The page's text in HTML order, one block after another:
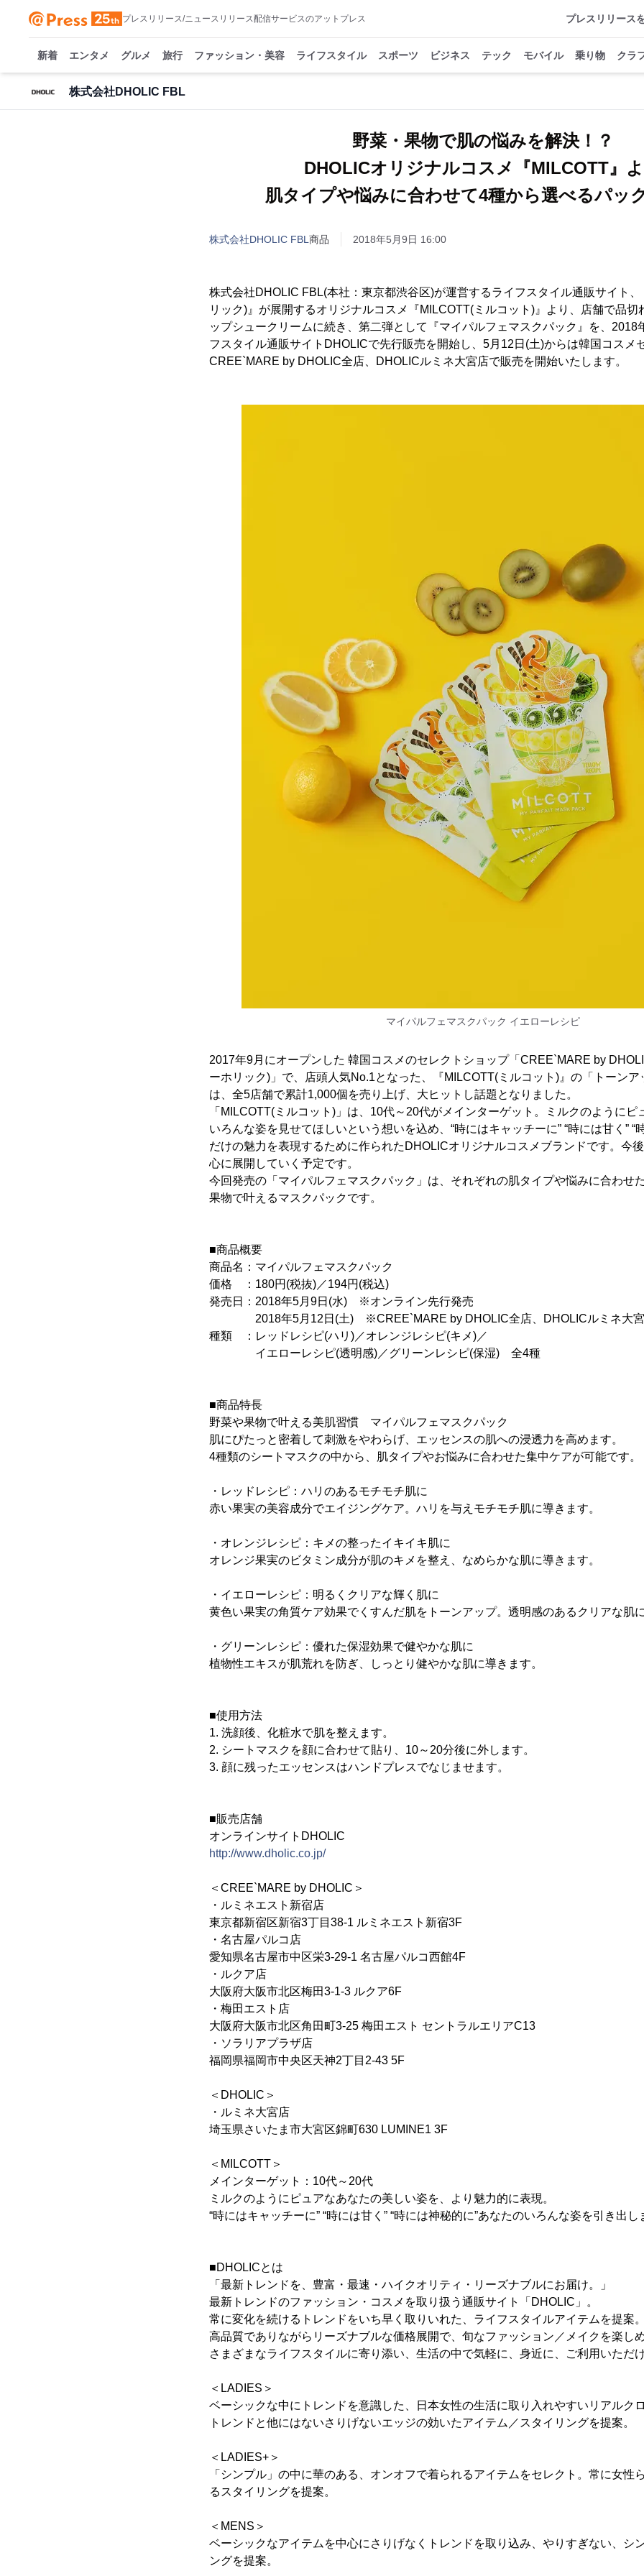
プレスリリース/ニュースリリース配信サービスのアットプレス プレスリリース
新着 エンタメ グルメ 旅行 ファッション・美容 ライフスタイル スポーツ ビジネス テック モバイル 乗り物 クラ
株式会社DHOLIC FBL
野菜・果物で肌の悩みを解決！？
DHOLICオリジナルコスメ『MILCOTT』
肌タイプや悩みに合わせて4種から選べるパッ
株式会社DHOLIC FBL 商品 2018年5月9日 16:00
株式会社DHOLIC FBL(本社：東京都渋谷区)が運営するライフスタイル通販サイト
リック)』が展開するオリジナルコスメ『MILCOTT(ミルコット)』より、店舗で品切
ップシュークリームに続き、第二弾として『マイパルフェマスクパック』を、2018
フスタイル通販サイトDHOLICで先行販売を開始し、5月12日(土)からは韓国コスメ
CREE`MARE by DHOLIC全店、DHOLICルミネ大宮店で販売を開始いたします。
マイパルフェマスクパック イエローレシピ
2017年9月にオープンした 韓国コスメのセレクトショップ「CREE`MARE by
ーホリック)」で、店頭人気No.1となった、『MILCOTT(ミルコット)』の「トーン
は、全5店舗で累計1,000個を売り上げ、大ヒットし話題となりました。
「MILCOTT(ミルコット)」は、10代～20代がメインターゲット。ミルクのようにピ
いろんな姿を見せてほしいという想いを込め、“時にはキャッチーに” “時には甘く” “
だけの魅力を表現するために作られたDHOLICオリジナルコスメブランドです。今
心に展開していく予定です。
今回発売の「マイパルフェマスクパック」は、それぞれの肌タイプや悩みに合わせ
果物で叶えるマスクパックです。
■商品概要
商品名：マイパルフェマスクパック
価格 ：180円(税抜)／194円(税込)
発売日：2018年5月9日(水) ※オンライン先行発売
2018年5月12日(土) ※CREE`MARE by DHOLIC全店、DHOLICルミネ大
種類 ：レッドレシピ(ハリ)／オレンジレシピ(キメ)／
イエローレシピ(透明感)／グリーンレシピ(保湿) 全4種
■商品特長
野菜や果物で叶える美肌習慣 マイパルフェマスクパック
肌にぴたっと密着して刺激をやわらげ、エッセンスの肌への浸透力を高めます。
4種類のシートマスクの中から、肌タイプやお悩みに合わせた集中ケアが可能です。
・レッドレシピ：ハリのあるモチモチ肌に
赤い果実の美容成分でエイジングケア。ハリを与えモチモチ肌に導きます。
・オレンジレシピ：キメの整ったイキイキ肌に
オレンジ果実のビタミン成分が肌のキメを整え、なめらかな肌に導きます。
・イエローレシピ：明るくクリアな輝く肌に
黄色い果実の角質ケア効果でくすんだ肌をトーンアップ。透明感のあるクリアな肌
・グリーンレシピ：優れた保湿効果で健やかな肌に
植物性エキスが肌荒れを防ぎ、しっとり健やかな肌に導きます。
■使用方法
1. 洗顔後、化粧水で肌を整えます。
2. シートマスクを顔に合わせて貼り、10～20分後に外します。
3. 顔に残ったエッセンスはハンドプレスでなじませます。
■販売店舗
オンラインサイトDHOLIC
http://www.dholic.co.jp/
＜CREE`MARE by DHOLIC＞
・ルミネエスト新宿店
東京都新宿区新宿3丁目38-1 ルミネエスト新宿3F
・名古屋パルコ店
愛知県名古屋市中区栄3-29-1 名古屋パルコ西館4F
・ルクア店
大阪府大阪市北区梅田3-1-3 ルクア6F
・梅田エスト店
大阪府大阪市北区角田町3-25 梅田エスト セントラルエリアC13
・ソラリアプラザ店
福岡県福岡市中央区天神2丁目2-43 5F
＜DHOLIC＞
・ルミネ大宮店
埼玉県さいたま市大宮区錦町630 LUMINE1 3F
＜MILCOTT＞
メインターゲット：10代～20代
ミルクのようにピュアなあなたの美しい姿を、より魅力的に表現。
“時にはキャッチーに” “時には甘く” “時には神秘的に”あなたのいろんな姿を引き出し
■DHOLICとは
「最新トレンドを、豊富・最速・ハイクオリティ・リーズナブルにお届け。」
最新トレンドのファッション・コスメを取り扱う通販サイト「DHOLIC」。
常に変化を続けるトレンドをいち早く取りいれた、ライフスタイルアイテムを提案
高品質でありながらリーズナブルな価格展開で、旬なファッション／メイクを楽し
さまざまなライフスタイルに寄り添い、生活の中で気軽に、身近に、ご利用いただ
＜LADIES＞
ベーシックな中にトレンドを意識した、日本女性の生活に取り入れやすいリアルク
トレンドと他にはないさりげないエッジの効いたアイテム／スタイリングを提案。
＜LADIES+＞
「シンプル」の中に華のある、オンオフで着られるアイテムをセレクト。常に女性
るスタイリングを提案。
＜MENS＞
ベーシックなアイテムを中心にさりげなくトレンドを取り込み、やりすぎない、シ
ングを提案。